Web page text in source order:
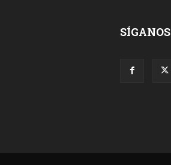
SÍGANOS